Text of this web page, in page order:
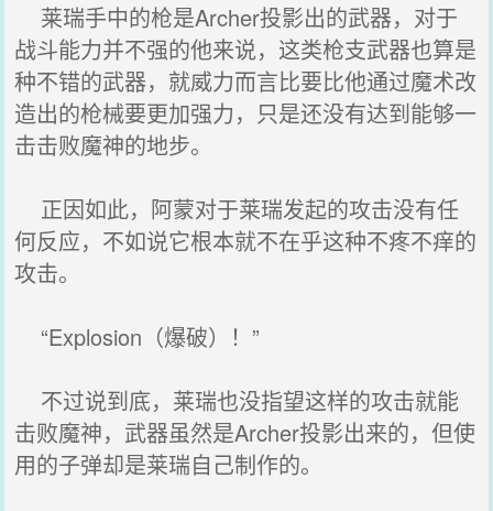
莱瑞手中的枪是Archer投影出的武器，对于
战斗能力并不强的他来说，这类枪支武器也算是
种不错的武器，就威力而言比要比他通过魔术改
造出的枪械要更加强力，只是还没有达到能够一
击击败魔神的地步。
正因如此，阿蒙对于莱瑞发起的攻击没有任
何反应，不如说它根本就不在乎这种不疼不痒的
攻击。
“Explosion（爆破）！”
不过说到底，莱瑞也没指望这样的攻击就能
击败魔神，武器虽然是Archer投影出来的，但使
用的子弹却是莱瑞自己制作的。